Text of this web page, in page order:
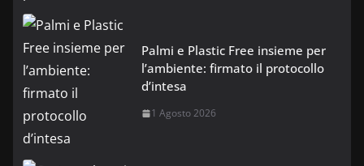
Palmi e Plastic Free insieme per
l’ambiente: firmato il protocollo
d’intesa
1 Agosto 2026